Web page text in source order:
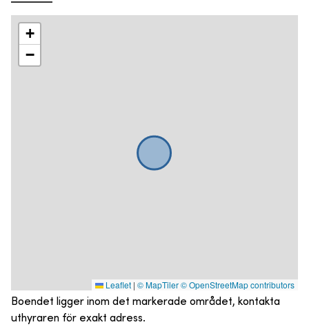
+
−
Leaflet | © MapTiler© OpenStreetMap contributors
Boendet ligger inom det markerade området, kontakta
uthyraren för exakt adress.